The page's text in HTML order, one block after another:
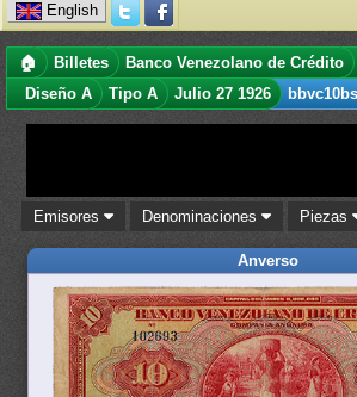
English
🏠 Billetes Banco Venezolano de Crédito
Diseño A
Tipo A Julio 27 1926
Emisores Denominaciones Piezas
Anverso